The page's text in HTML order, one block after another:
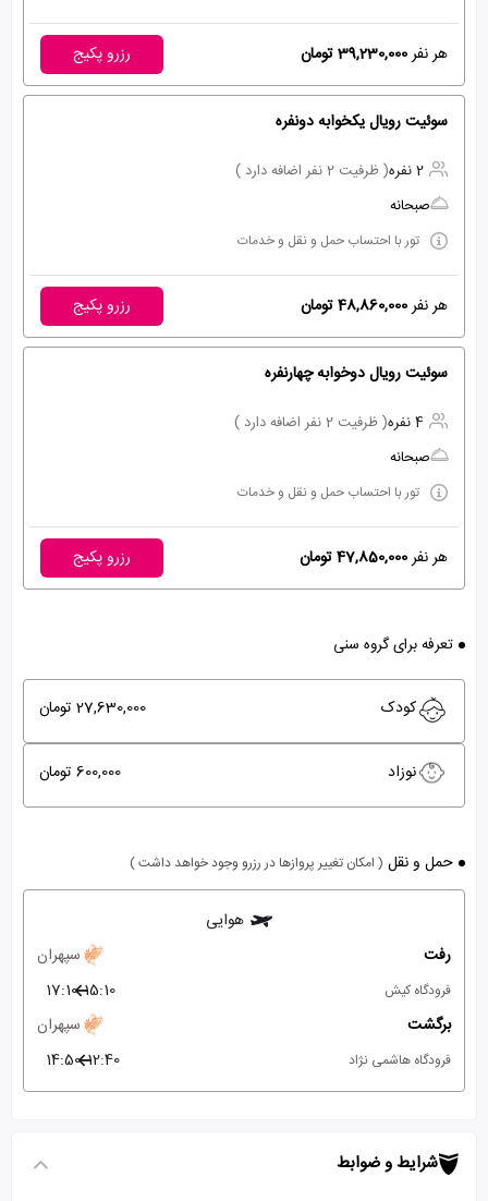
هر نفر39,230,000 تومان رزرو پکیج
سوئيت رويال یکخوابه دونفره
2 نفره
( ظرفیت 2 نفر اضافه دارد )
صبحانه
تور با احتساب حمل و نقل و خدمات
هر نفر48,860,000 تومان رزرو پکیج
سوئيت رويال دوخوابه چهارنفره
4 نفره
( ظرفیت 2 نفر اضافه دارد )
صبحانه
تور با احتساب حمل و نقل و خدمات
هر نفر47,850,000 تومان رزرو پکیج
تعرفه برای گروه سنی
کودک 27,630,000 تومان
نوزاد 600,000 تومان
حمل و نقل ( امکان تغییر پروازها در رزرو وجود خواهد داشت )
هوایی
رفت
سپهران
فرودگاه کیش 15:10
17:10
برگشت
سپهران
فرودگاه هاشمی نژاد 12:40
14:50
شرایط و ضوابط